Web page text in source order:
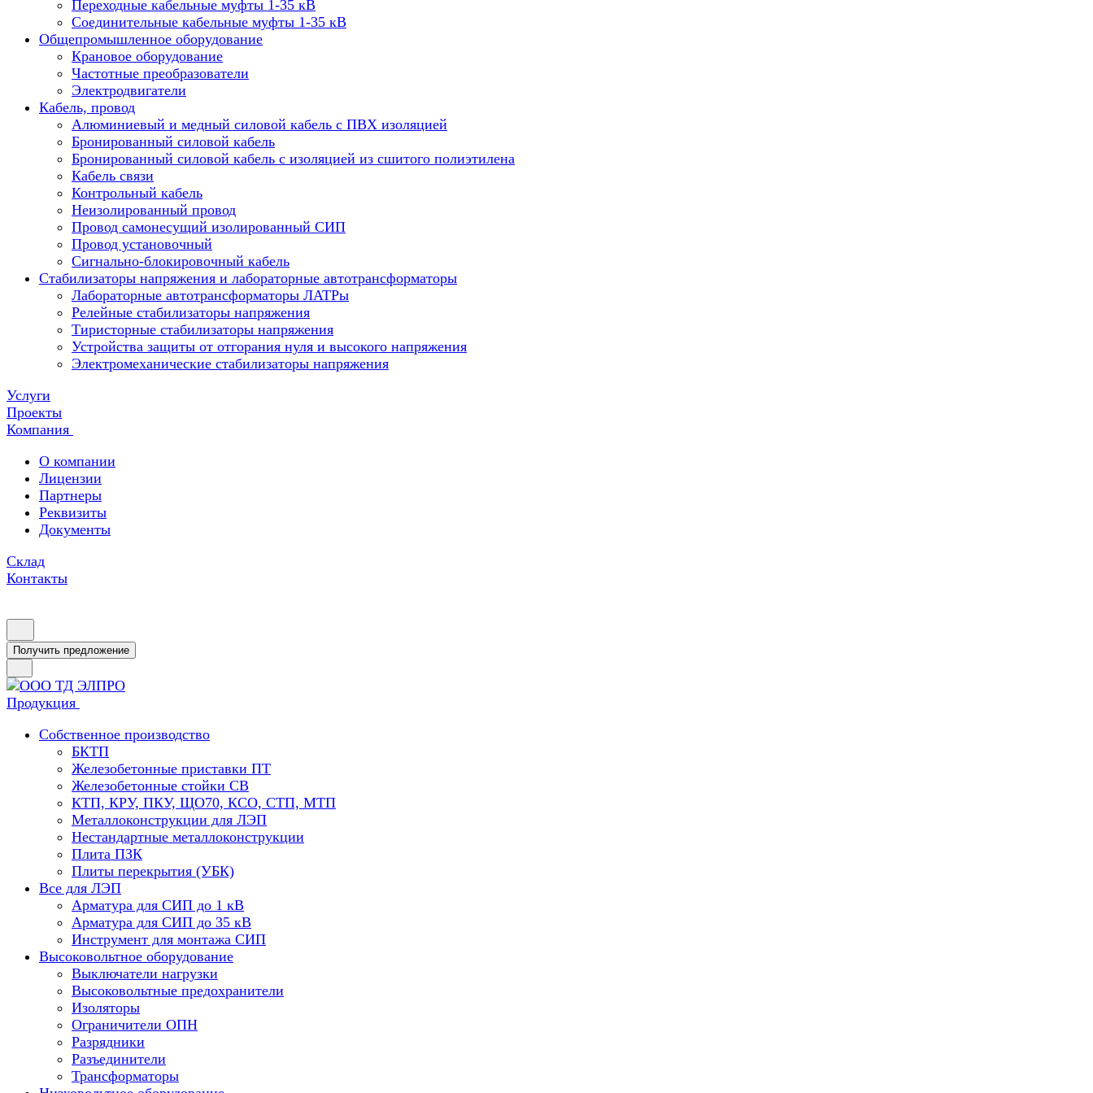
Переходные кабельные муфты 1-35 кВ
Соединительные кабельные муфты 1-35 кВ
Общепромышленное оборудование
Крановое оборудование
Частотные преобразователи
Электродвигатели
Кабель, провод
Алюминиевый и медный силовой кабель с ПВХ изоляцией
Бронированный силовой кабель
Бронированный силовой кабель с изоляцией из сшитого полиэтилена
Кабель связи
Контрольный кабель
Неизолированный провод
Провод самонесущий изолированный СИП
Провод установочный
Сигнально-блокировочный кабель
Стабилизаторы напряжения и лабораторные автотрансформаторы
Лабораторные автотрансформаторы ЛАТРы
Релейные стабилизаторы напряжения
Тиристорные стабилизаторы напряжения
Устройства защиты от отгорания нуля и высокого напряжения
Электромеханические стабилизаторы напряжения
Услуги
Проекты
Компания
О компании
Лицензии
Партнеры
Реквизиты
Документы
Склад
Контакты
Получить предложение
Продукция
Собственное производство
БКТП
Железобетонные приставки ПТ
Железобетонные стойки СВ
КТП, КРУ, ПКУ, ЩО70, КСО, СТП, МТП
Металлоконструкции для ЛЭП
Нестандартные металлоконструкции
Плита ПЗК
Плиты перекрытия (УБК)
Все для ЛЭП
Арматура для СИП до 1 кВ
Арматура для СИП до 35 кВ
Инструмент для монтажа СИП
Высоковольтное оборудование
Выключатели нагрузки
Высоковольтные предохранители
Изоляторы
Ограничители ОПН
Разрядники
Разъединители
Трансформаторы